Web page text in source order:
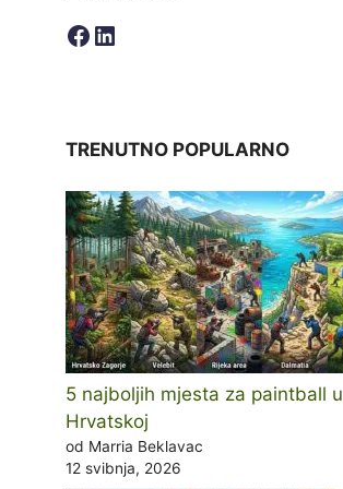
Facebook
LinkedIn
TRENUTNO POPULARNO
5 najboljih mjesta za paintball u
Hrvatskoj
od Marria Beklavac
12 svibnja, 2026